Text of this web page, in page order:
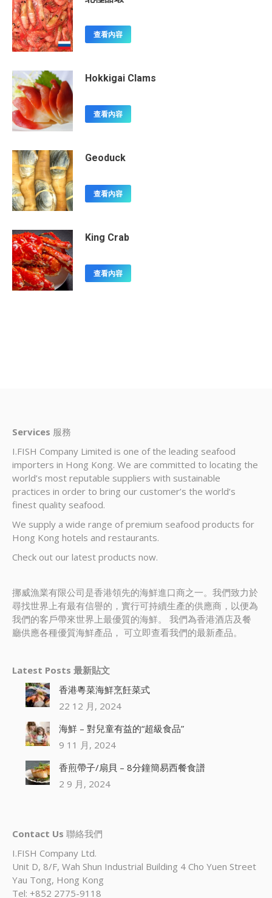
查看內容
Hokkigai Clams
查看內容
Geoduck
查看內容
King Crab
查看內容
Services 服務
I.FISH Company Limited is one of the leading seafood
importers in Hong Kong. We are committed to locating the
world’s most reputable suppliers with sustainable
practices in order to bring our customer’s the world’s
finest quality seafood.
We supply a wide range of premium seafood products for
Hong Kong hotels and restaurants.
Check out our latest products now.
挪威漁業有限公司是香港領先的海鮮進口商之一。我們致力於
尋找世界上有最有信譽的，實行可持續生產的供應商，以便為
我們的客戶帶來世界上最優質的海鮮。 我們為香港酒店及餐
廳供應各種優質海鮮產品， 可立即查看我們的最新產品。
Latest Posts 最新貼文
香港粵菜海鮮烹飪菜式
22 12 月, 2024
海鮮 – 對兒童有益的“超級食品”
9 11 月, 2024
香煎帶子/扇貝 – 8分鐘簡易西餐食譜
2 9 月, 2024
Contact Us 聯絡我們
I.FISH Company Ltd.
Unit D, 8/F, Wah Shun Industrial Building 4 Cho Yuen Street
Yau Tong, Hong Kong
Tel: +852 2775-9118